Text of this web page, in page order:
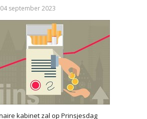
september 2023
kabinet zal op Prinsjesdag